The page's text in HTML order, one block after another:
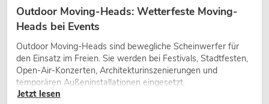
Outdoor Moving-Heads: Wetterfeste Moving-
Heads bei Events
Outdoor Moving-Heads sind bewegliche Scheinwerfer für
den Einsatz im Freien. Sie werden bei Festivals, Stadtfesten,
Open-Air-Konzerten, Architekturinszenierungen und
temporären Außeninstallationen eingesetzt.
Jetzt lesen